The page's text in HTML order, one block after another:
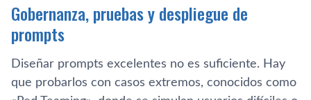
Gobernanza, pruebas y despliegue de
prompts
Diseñar prompts excelentes no es suficiente. Hay
que probarlos con casos extremos, conocidos como